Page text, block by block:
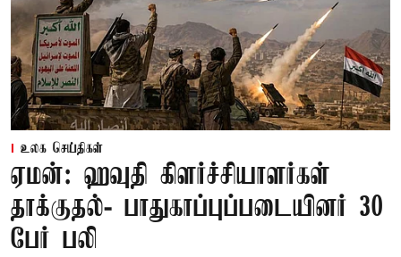
உலக செய்திகள்
ஏமன்: ஹவுதி கிளர்ச்சியாளர்கள்
தாக்குதல்- பாதுகாப்புப்படையினர் 30
பேர் பலி